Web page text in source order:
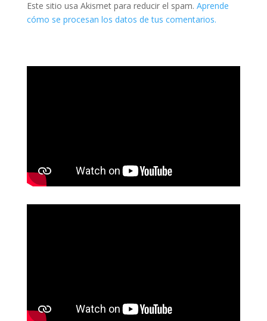
Este sitio usa Akismet para reducir el spam. Aprende
cómo se procesan los datos de tus comentarios.